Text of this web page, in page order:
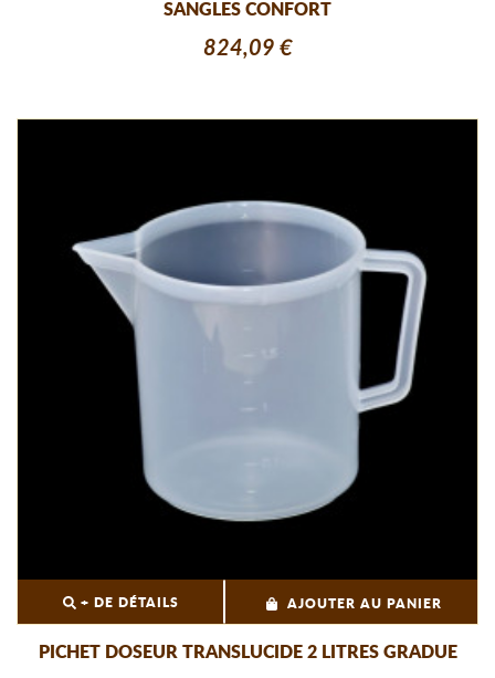
SANGLES CONFORT
824,09 €
+ DE DÉTAILS AJOUTER AU PANIER
PICHET DOSEUR TRANSLUCIDE 2 LITRES GRADUE